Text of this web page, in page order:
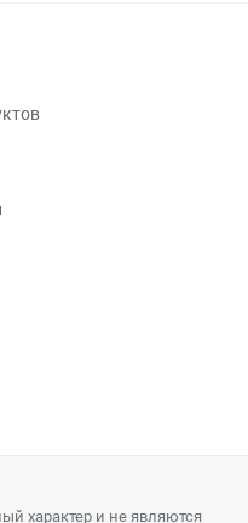
характер и не являются